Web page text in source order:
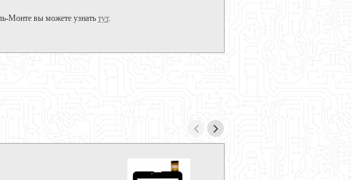
Монте вы можете узнать тут.